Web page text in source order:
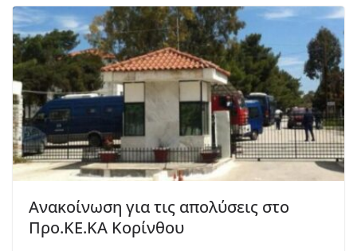
Ανακοίνωση για τις απολύσεις στο
Προ.ΚΕ.ΚΑ Κορίνθου